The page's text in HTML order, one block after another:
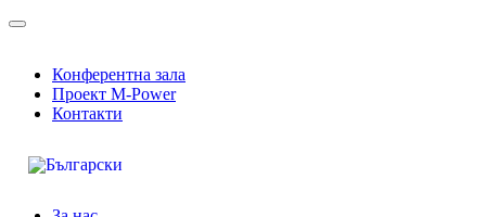
Конферентна зала
Проект M-Power
Контакти